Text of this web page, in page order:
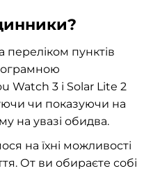
пунктів
Watch 3 і Solar Lite 2
чи показуючи на
на увазі обидва.
на їхні можливості
От ви обираєте собі